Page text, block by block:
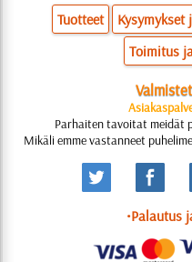
Tuotteet Kysymykset
Toimitus
Parhaiten tavoitat meidät
Mikäli emme vastanneet
•Palautus